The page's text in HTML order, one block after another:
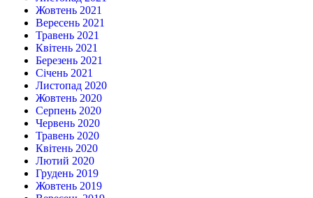
Жовтень 2021
Вересень 2021
Травень 2021
Квітень 2021
Березень 2021
Січень 2021
Листопад 2020
Жовтень 2020
Серпень 2020
Червень 2020
Травень 2020
Квітень 2020
Лютий 2020
Грудень 2019
Жовтень 2019